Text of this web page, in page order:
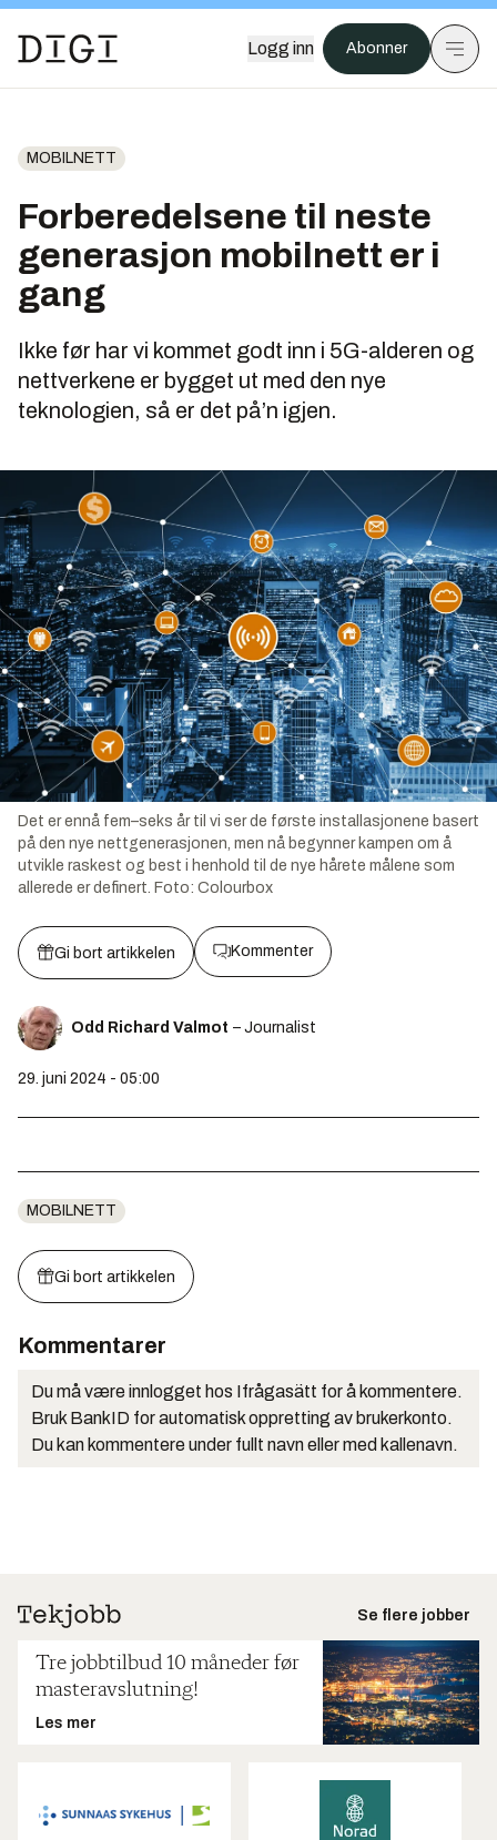
Logg inn Abonner
MOBILNETT
Forberedelsene til neste
generasjon mobilnett er i
gang
Ikke før har vi kommet godt inn i 5G-alderen og
nettverkene er bygget ut med den nye
teknologien, så er det på’n igjen.
Det er ennå fem–seks år til vi ser de første installasjonene basert
på den nye nettgenerasjonen, men nå begynner kampen om å
utvikle raskest og best i henhold til de nye hårete målene som
allerede er definert. Foto: Colourbox
Gi bort artikkelen Kommenter
Odd Richard Valmot – Journalist
29. juni 2024 - 05:00
MOBILNETT
Gi bort artikkelen
Kommentarer
Du må være innlogget hos Ifrågasätt for å kommentere.
Bruk BankID for automatisk oppretting av brukerkonto.
Du kan kommentere under fullt navn eller med kallenavn.
Se flere jobber
Tre jobbtilbud 10 måneder før
masteravslutning!
Les mer